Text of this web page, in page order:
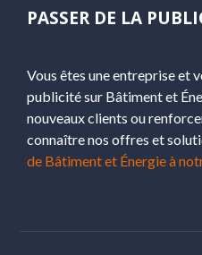
PASSER DE LA
Vous êtes une entreprise et
publicité sur Bâtiment et
nouveaux clients ou
connaître nos offres et
de Bâtiment et Énergie à